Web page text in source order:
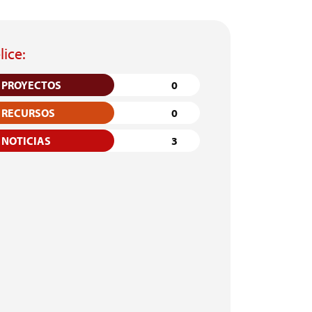
PROYECTOS
0
RECURSOS
0
NOTICIAS
3